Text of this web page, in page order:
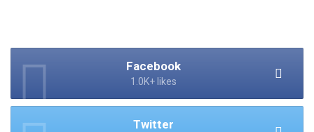
Facebook
1.0K+ likes
Twitter